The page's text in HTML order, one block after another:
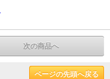
次の商品へ
ページの先頭へ戻る